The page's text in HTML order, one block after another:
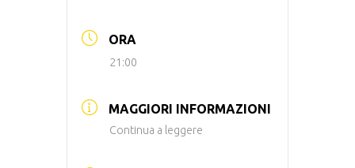
ORA
21:00
MAGGIORI INFORMAZIONI
Continua a leggere